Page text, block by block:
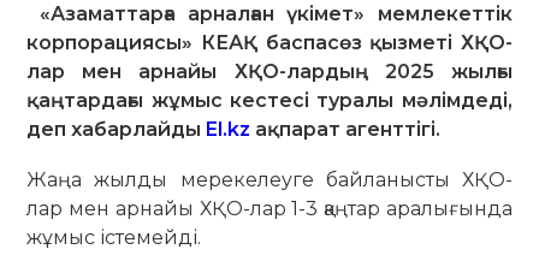
«Азаматтарға арналған үкімет» мемлекеттік
корпорациясы» КЕАҚ баспасөз қызметі ХҚО-
лар мен арнайы ХҚО-лардың 2025 жылғы
қаңтардағы жұмыс кестесі туралы мәлімдеді,
деп хабарлайды El.kz ақпарат агенттігі.
Жаңа жылды мерекелеуге байланысты ХҚО-
лар мен арнайы ХҚО-лар 1-3 қаңтар аралығында
жұмыс істемейді.